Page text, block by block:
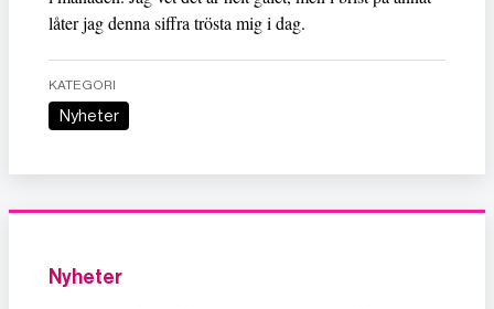
låter jag denna siffra trösta mig i dag.
KATEGORI
Nyheter
Nyheter